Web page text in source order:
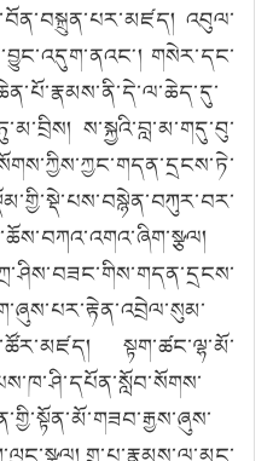
འབུལ་
གསེར་དང་
ས་སྐྱའི་བླ་མ་གདུ་བུ་
སྟག་ཚང་ལྷ་མོ་
གྲྭ་པ་རྣམས་ལ་མང་